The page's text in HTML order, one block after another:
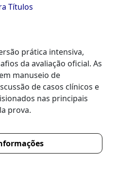
Títulos
prática intensiva,
da avaliação oficial. As
manuseio de
de casos clínicos e
nas principais
prova.